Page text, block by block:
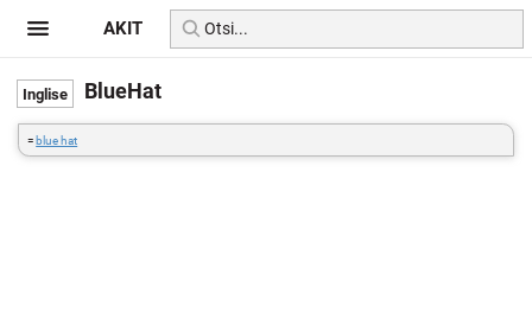
BlueHat
= blue hat
AKIT